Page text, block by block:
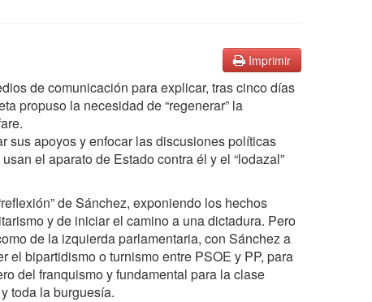
Imprimir
de comunicación para explicar, tras cinco días
propuso la necesidad de “regenerar” la
sus apoyos y enfocar las discusiones políticas
el aparato de Estado contra él y el “lodazal”
de Sánchez, exponiendo los hechos
y de iniciar el camino a una dictadura. Pero
de la izquierda parlamentaria, con Sánchez a
el bipartidismo o turnismo entre PSOE y PP, para
del franquismo y fundamental para la clase
toda la burguesía.